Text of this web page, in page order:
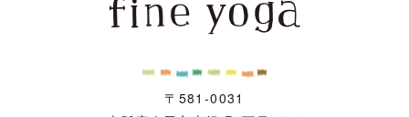
〒581-0031